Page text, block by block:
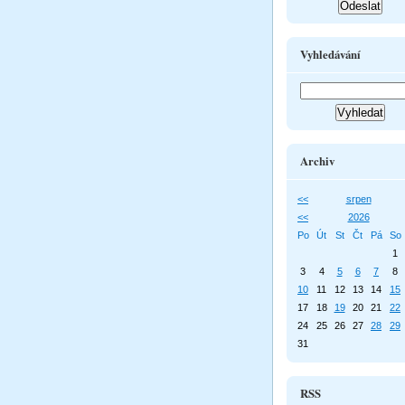
Vyhledávání
Archiv
<< srpen
<<
2026
Po
Út St Čt Pá So
1
3
4 5 6 7 8
10
11 12 13 14 15
17
18 19 20 21 22
24
25 26 27 28 29
31
RSS